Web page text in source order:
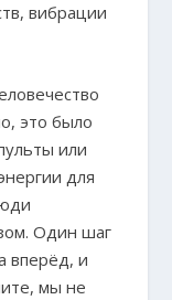
вибрации
это было
или
для
Один шаг
вперёд, и
мы не